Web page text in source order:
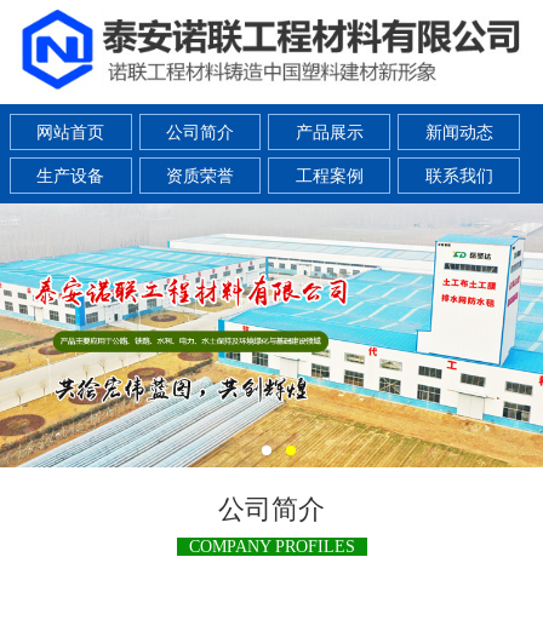
网站首页 公司简介 产品展示 新闻动态
生产设备 资质荣誉 工程案例 联系我们
公司简介
COMPANY PROFILES